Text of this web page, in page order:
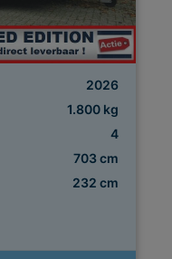
2026
1.800 kg
4
703 cm
232 cm